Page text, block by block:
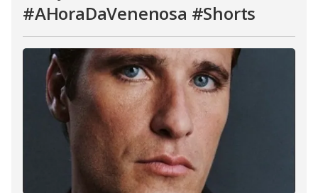
#AHoraDaVenenosa #Shorts